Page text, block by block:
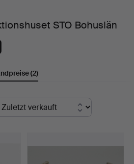
STO Bohuslän
(2)